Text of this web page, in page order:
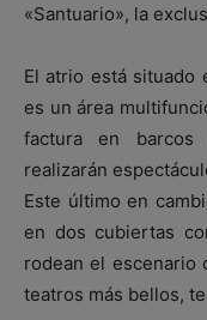
«Santuario», la
El atrio está
es un área
factura en barcos
realizarán
Este último en
en dos cubiertas
rodean el escenario
teatros más bellos,